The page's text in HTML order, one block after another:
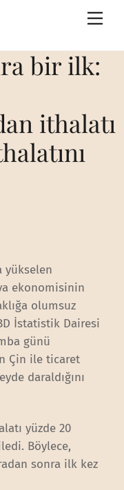
bir ilk:
ithalatı
yükselen
ekonomisinin
olumsuz
İstatistik Dairesi
günü
Çin ile ticaret
daraldığını
yüzde 20
Böylece,
sonra ilk kez